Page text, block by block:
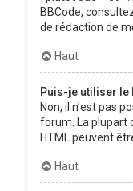
BBCode,
de rédaction de
Haut
Puis-je utiliser le
Non, il n’est pas
forum. La plupart
HTML peuvent
Haut